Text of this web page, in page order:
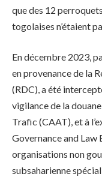
que des 12
togolaises n’étaient
En décembre 2023,
en provenance de la
(RDC), a été
vigilance de la
Trafic (CAAT), et à
Governance and Law
organisations non
subsaharienne